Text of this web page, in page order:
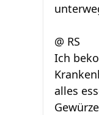
@ RS
Ich
alles